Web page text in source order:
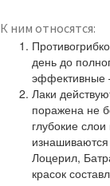
К ним относятся:
день до
эффективные
Лаки
поражена не
глубокие
Лоцерил,
красок